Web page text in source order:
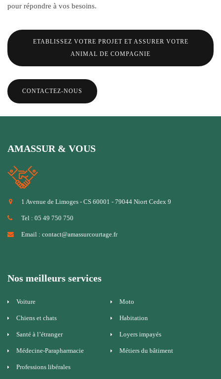
pour répondre à vos besoins.
ETABLISSEZ VOTRE PROJET ET ASSURER VOTRE
ANIMAL DE COMPAGNIE
CONTACTEZ-NOUS
AMASSUR & VOUS
1 Avenue de Limoges - CS 60001 - 79044 Niort Cedex 9
Tel : 05 49 750 750
Email : contact@amassurcourtage.fr
Nos meilleurs services
Voiture Moto
Chiens et chats Habitation
Santé à l’étranger Loyers impayés
Médecine-Parapharmacie Métiers du bâtiment
Professions libérales